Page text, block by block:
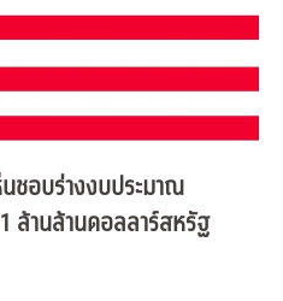
อบร่างงบประมาณ
ล้านล้านดอลลาร์สหรัฐ